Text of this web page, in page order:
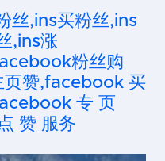
丝,ins买粉丝,ins
,ins涨
粉丝购
赞,facebook 买
专 页
赞 服务